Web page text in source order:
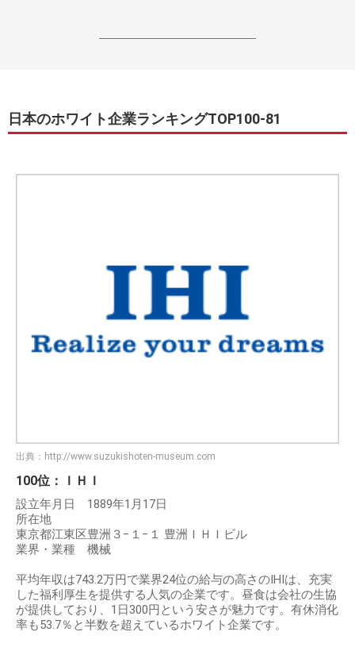
------------------------------------------------------------------
日本のホワイト企業ランキングTOP100-81
出典： http://www.suzukishoten-museum.com
100位：ＩＨＩ
設立年月日 1889年1月17日
所在地
東京都江東区豊洲３−１−１ 豊洲ＩＨＩビル
業界・業種 機械
平均年収は743.2万円で業界24位の給与の高さのIHIは、充実
した福利厚生を提供する人気の企業です。昼食は会社の生協
が提供しており、1日300円という安さが魅力です。有休消化
率も53.7％と半数を超えているホワイト企業です。